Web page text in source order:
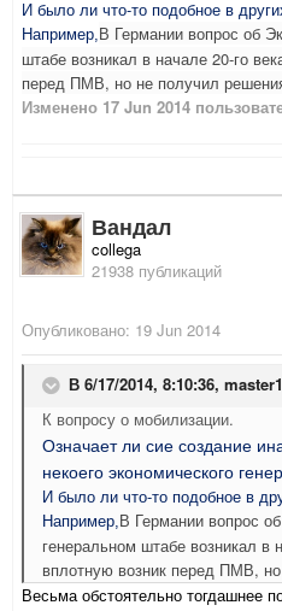
И было ли что-то подобное в
Например,В Германии вопрос об
штабе возникал в начале 20-го
перед ПМВ, но не получил
Изменено 17 Jun 2014
Вандал
collega
21938 публикаций
Опубликовано: 19 Jun 2014
В 6/17/2014, 8:10:36,
К вопросу о мобилизации.
Означает ли сие создание
некоего экономического
И было ли что-то подобное в
Например,В Германии вопрос
генеральном штабе возникал в
вплотную возник перед ПМВ,
Весьма обстоятельно тогдашнее